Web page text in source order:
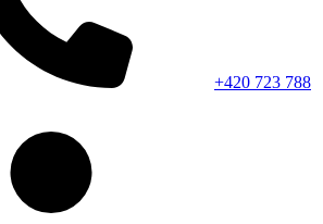
+420 723 788